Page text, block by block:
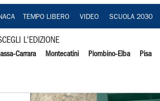
TEMPO LIBERO VIDEO SCUOLA 2030
L'EDIZIONE
Carrara Montecatini Piombino-Elba Pisa